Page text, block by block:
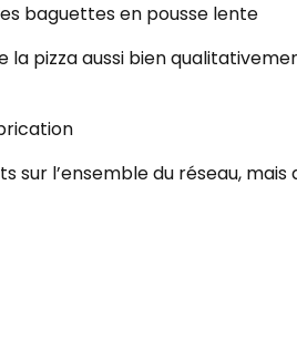
baguettes en pousse lente
la pizza aussi bien
sur l’ensemble du réseau,